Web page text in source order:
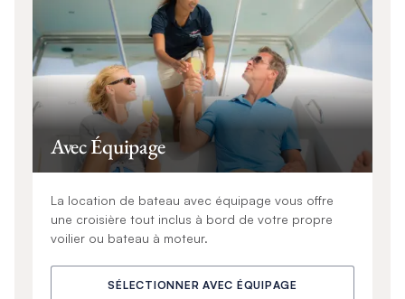
Avec Équipage
La location de bateau avec équipage vous offre
une croisière tout inclus à bord de votre propre
voilier ou bateau à moteur.
SÉLECTIONNER AVEC ÉQUIPAGE